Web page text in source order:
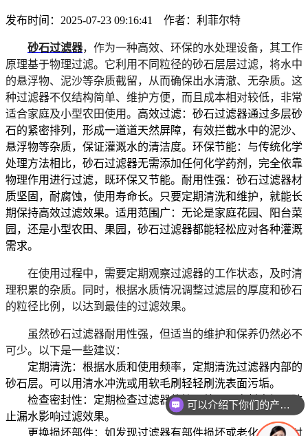
发布时间：2025-07-23 09:16:41 作者：利菲尔特
砂石过滤器，作为一种高效、环保的水处理设备，其工作
原理基于物理过滤。它利用不同粒径的砂石层层过滤，将水中
的悬浮物、泥沙等杂质截留，从而确保出水清澈、无杂质。这
种过滤器不仅结构简单、维护方便，而且成本相对较低，非常
适合家庭及小型农田使用。
高效过滤：砂石过滤器通过多层砂
石的紧密排列，形成一道道天然屏障，有效拦截水中的泥沙、
悬浮物等杂质，保证灌溉水的清洁度。 环保节能：与传统化学
处理方法相比，砂石过滤器无需添加任何化学药剂，完全依靠
物理作用进行过滤，既环保又节能。 耐用性强 ：砂石过滤器材
质坚固，耐腐蚀，使用寿命长。只要定期清洗和维护，就能长
期保持高效过滤效果。 适用范围广 ：无论是家庭花园、阳台菜
园，还是小型农田、果园，砂石过滤器都能轻松应对各种灌溉
需求。
在使用过程中，需要定期观察过滤器的工作状态，及时清
理积累的杂质。同时，根据水质情况调整过滤层的厚度和砂石
的粒径比例，以达到最佳的过滤效果。
虽然砂石过滤器耐用性强，但适当的维护和保养仍然必不
可少。以下是一些建议：
定期清洗：根据水质和使用频率，定期清洗过滤器内部的
砂石层。可以用清水冲洗或用软毛刷轻轻刷洗表面污垢。
检查密封性 ：定期检查过滤器的接口处是否密封良好，防
止漏水影响过滤效果。
更换损坏部件：如发现过滤器有部件损坏或老化，应及时
可以介绍下你们的产品么